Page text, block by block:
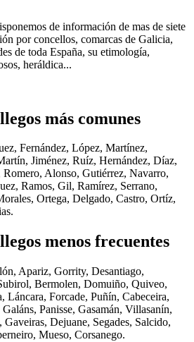
de información de mas de siete
por concellos, comarcas de Galicia,
de toda España, su etimología,
heráldica...
más comunes
Fernández, López, Martínez,
Jiménez, Ruíz, Hernández, Díaz,
Alonso, Gutiérrez, Navarro,
Ramos, Gil, Ramírez, Serrano,
Ortega, Delgado, Castro, Ortíz,
menos frecuentes
Apariz, Gorrity, Desantiago,
Bermolen, Domuiño, Quiveo,
Láncara, Forcade, Puñín, Cabeceira,
Panisse, Gasamán, Villasanín,
Dejuane, Segades, Salcido,
Mueso, Corsanego.